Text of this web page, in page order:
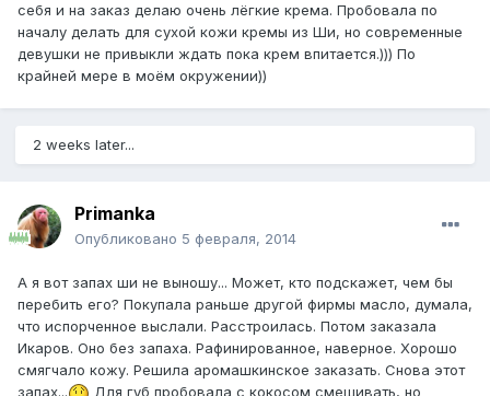
себя и на заказ делаю очень лёгкие крема. Пробовала по
началу делать для сухой кожи кремы из Ши, но современные
девушки не привыкли ждать пока крем впитается.))) По
крайней мере в моём окружении))
2 weeks later...
Primanka
Опубликовано 5 февраля, 2014
А я вот запах ши не выношу... Может, кто подскажет, чем бы
перебить его? Покупала раньше другой фирмы масло, думала,
что испорченное выслали. Расстроилась. Потом заказала
Икаров. Оно без запаха. Рафинированное, наверное. Хорошо
смягчало кожу. Решила аромашкинское заказать. Снова этот
запах...
Для губ пробовала с кокосом смешивать, но